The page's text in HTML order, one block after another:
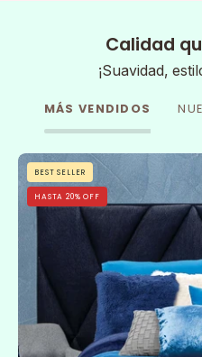
Calidad
¡Suavidad,
MÁS VENDIDOS
BEST SELLER
HASTA 20% OFF